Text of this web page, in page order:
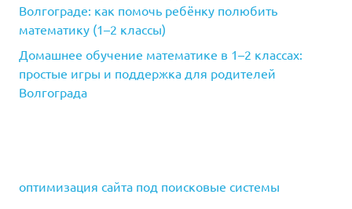
Волгограде: как помочь ребёнку полюбить
математику (1–2 классы)
Домашнее обучение математике в 1–2 классах:
простые игры и поддержка для родителей
Волгограда
оптимизация сайта под поисковые системы